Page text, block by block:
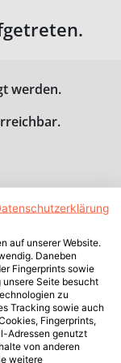
werden.
auf unserer Website.
Daneben
Fingerprints sowie
Seite besucht
zu
Tracking sowie auch
Fingerprints,
Adressen genutzt
von anderen
weitere